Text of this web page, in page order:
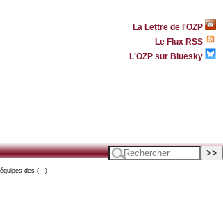
La Lettre de l'OZP
Le Flux RSS
L'OZP sur Bluesky
des (…)